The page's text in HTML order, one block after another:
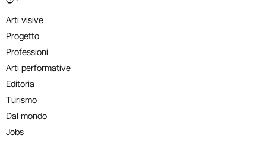
Arti visive
Progetto
Professioni
Arti performative
Editoria
Turismo
Dal mondo
Jobs